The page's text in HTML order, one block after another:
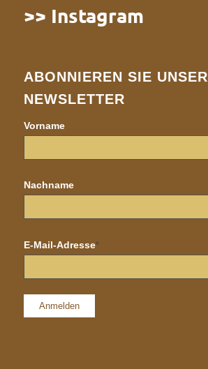
>> Instagram
ABONNIEREN SIE UNSER
NEWSLETTER
Vorname
Nachname
E-Mail-Adresse*